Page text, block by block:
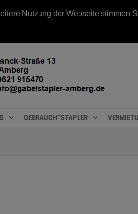
Nutzung der Webseite stimmen
GEBRAUCHTSTAPLER